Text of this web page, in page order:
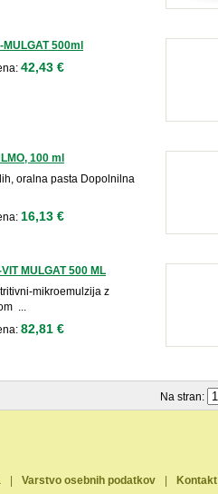
MULGAT 500ml
42,43 €
100 ml
oralna pasta Dopolnilna
16,13 €
MULGAT 500 ML
mikroemulzija z
...
82,81 €
Na stran:
Varstvo osebnih podatkov Kontakt